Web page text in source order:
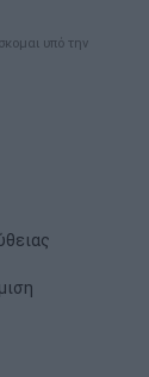
υπό την